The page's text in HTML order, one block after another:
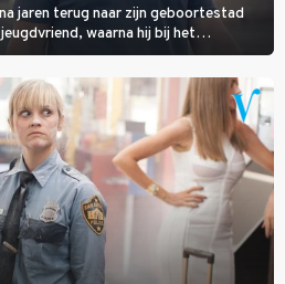
jaren terug naar zijn geboortestad
waarna hij bij het
een verband begint te vermoeden